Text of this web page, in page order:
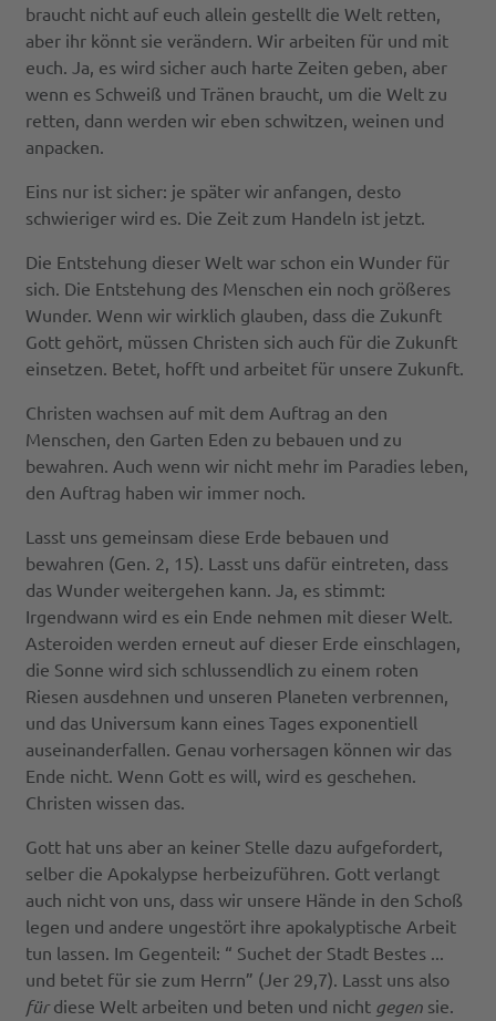
braucht nicht auf euch allein gestellt die Welt retten,
aber ihr könnt sie verändern. Wir arbeiten für und mit
euch. Ja, es wird sicher auch harte Zeiten geben, aber
wenn es Schweiß und Tränen braucht, um die Welt zu
retten, dann werden wir eben schwitzen, weinen und
anpacken.
Eins nur ist sicher: je später wir anfangen, desto
schwieriger wird es. Die Zeit zum Handeln ist jetzt.
Die Entstehung dieser Welt war schon ein Wunder für
sich. Die Entstehung des Menschen ein noch größeres
Wunder. Wenn wir wirklich glauben, dass die Zukunft
Gott gehört, müssen Christen sich auch für die Zukunft
einsetzen. Betet, hofft und arbeitet für unsere Zukunft.
Christen wachsen auf mit dem Auftrag an den
Menschen, den Garten Eden zu bebauen und zu
bewahren. Auch wenn wir nicht mehr im Paradies leben,
den Auftrag haben wir immer noch.
Lasst uns gemeinsam diese Erde bebauen und
bewahren (Gen. 2, 15). Lasst uns dafür eintreten, dass
das Wunder weitergehen kann. Ja, es stimmt:
Irgendwann wird es ein Ende nehmen mit dieser Welt.
Asteroiden werden erneut auf dieser Erde einschlagen,
die Sonne wird sich schlussendlich zu einem roten
Riesen ausdehnen und unseren Planeten verbrennen,
und das Universum kann eines Tages exponentiell
auseinanderfallen. Genau vorhersagen können wir das
Ende nicht. Wenn Gott es will, wird es geschehen.
Christen wissen das.
Gott hat uns aber an keiner Stelle dazu aufgefordert,
selber die Apokalypse herbeizuführen. Gott verlangt
auch nicht von uns, dass wir unsere Hände in den Schoß
legen und andere ungestört ihre apokalyptische Arbeit
tun lassen. Im Gegenteil: “ Suchet der Stadt Bestes ...
und betet für sie zum Herrn” (Jer 29,7). Lasst uns also
fürdiese Welt arbeiten und beten und nicht gegen sie.